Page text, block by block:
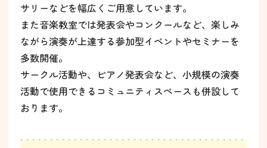
サリーなどを幅広くご用意しています。
また音楽教室では発表会やコンクールなど、楽しみ
ながら演奏が上達する参加型イベントやセミナーを
多数開催。
サークル活動や、ピアノ発表会など、小規模の演奏
活動で使用できるコミュニティスペースも併設して
おります。